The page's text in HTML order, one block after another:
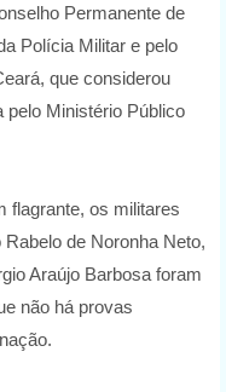
Permanente de
Polícia Militar e pelo
que considerou
pelo Ministério Público
flagrante, os militares
de Noronha Neto,
Araújo Barbosa foram
não há provas